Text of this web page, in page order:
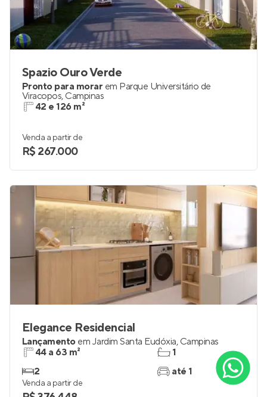
Spazio Ouro Verde
Pronto para morar em Parque Universitário de
Viracopos, Campinas
42 e 126 m²
Venda a partir de
R$ 267.000
Elegance Residencial
Lançamento em Jardim Santa Eudóxia, Campinas
44 a 63 m²
2
1
até 1
Venda a partir de